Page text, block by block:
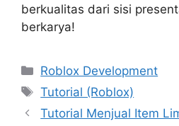
berkualitas dari sisi
berkarya!
Categories
Roblox Development
Tags
Tutorial (Roblox)
Tutorial Menjual Item